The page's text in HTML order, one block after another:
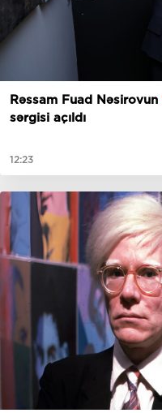
Rəssam Fuad Nəsirovun
sərgisi açıldı
12:23